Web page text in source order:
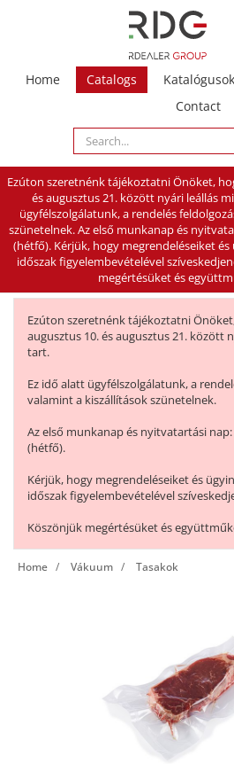
Home Catalogs Katalógusok
Contact
Ezúton szeretnénk tájékoztatni Önöket,
és augusztus 21. között nyári leállás
ügyfélszolgálatunk, a rendelés
szünetelnek. Az első munkanap és
(hétfő). Kérjük, hogy megrendeléseiket
időszak figyelembevételével
megértésüket és
Ezúton szeretnénk tájékoztatni
augusztus 10. és augusztus 21. között
tart.
Ez idő alatt ügyfélszolgálatunk, a
valamint a kiszállítások szünetelnek.
Az első munkanap és nyitvatartási nap:
(hétfő).
Kérjük, hogy megrendeléseiket és
időszak figyelembevételével
Köszönjük megértésüket és
Home Vákuum Tasakok